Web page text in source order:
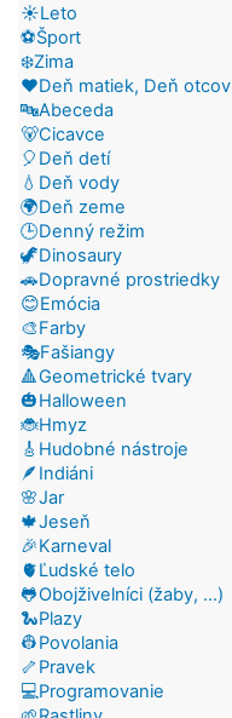
☀️Leto
⚽Šport
❄️Zima
❤️Deň matiek, Deň otcov
🔤Abeceda
🐻Cicavce
🎈Deň detí
💧Deň vody
🌍Deň zeme
🕒Denný režim
🦖Dinosaury
🚗Dopravné prostriedky
😊Emócia
🎨Farby
🎭Fašiangy
🔺Geometrické tvary
🎃Halloween
🐞Hmyz
🎸Hudobné nástroje
🪶Indiáni
🌸Jar
🍁Jeseň
🎉Karneval
🫀Ľudské telo
🐸Obojživelníci (žaby, ...)
🐍Plazy
👷Povolania
🦴Pravek
💻Programovanie